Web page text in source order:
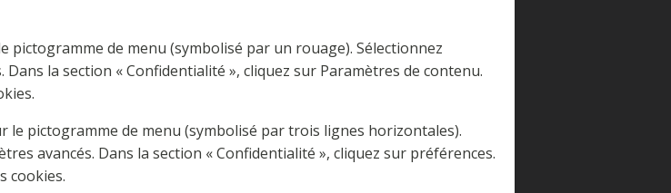
pictogramme de menu (symbolisé par un rouage). Sélectionnez
la section « Confidentialité », cliquez sur Paramètres de contenu.
le pictogramme de menu (symbolisé par trois lignes horizontales).
avancés. Dans la section « Confidentialité », cliquez sur préférences.
cookies.